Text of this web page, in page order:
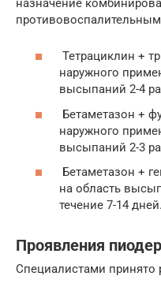
назначение
Тетрациклин +
наружного
высыпаний 2-4
Бетаметазон +
наружного
высыпаний 2-3
Бетаметазон +
на область
течение 7-14 дней.
Проявления
Специалистами